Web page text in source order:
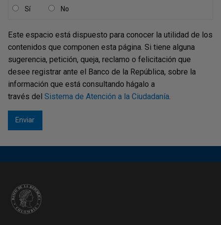
por favor escriba en la casilla “asunto”: concurso banca. Si
debe escribir en la casilla “asunto”: preguntas concurso
banca. Los correos deben ser enviados única y
exclusivamente desde el correo de la persona que
aparece como “contacto”.
Cada grupo recibirá una notificación de la recepción de su
ensayo por correo electrónico.
Sí No
Este espacio está dispuesto para conocer la utilidad de los
contenidos que componen esta página. Si tiene alguna
sugerencia, petición, queja, reclamo o felicitación que
desee registrar ante el Banco de la República, sobre la
información que está consultando hágalo a
través del Sistema de Atención a la Ciudadanía